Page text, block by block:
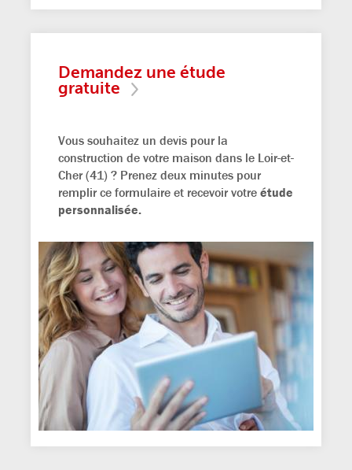
Demandez une étude
gratuite
Vous souhaitez un devis pour la
construction de votre maison dans le Loir-et-
Cher (41) ? Prenez deux minutes pour
remplir ce formulaire et recevoir votre étude
personnalisée.